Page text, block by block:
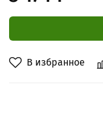
В избранное